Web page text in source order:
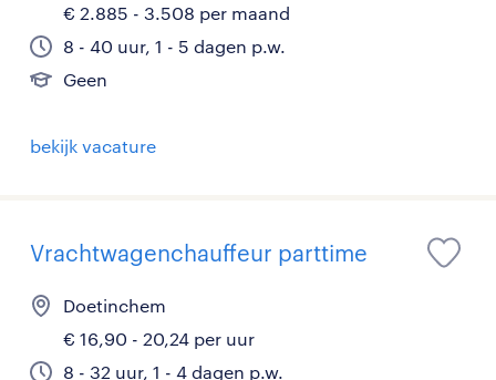
€ 2.885 - 3.508 per maand
8 - 40 uur, 1 - 5 dagen p.w.
Geen
bekijk vacature
Vrachtwagenchauffeur parttime
Doetinchem
€ 16,90 - 20,24 per uur
8 - 32 uur, 1 - 4 dagen p.w.